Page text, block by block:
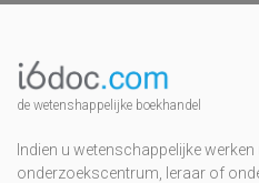
de wetenshappelijke boekhandel
Indien u wetenschappelijke werken
onderzoekscentrum, leraar of